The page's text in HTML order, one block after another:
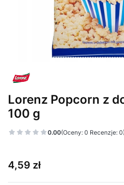
Lorenz Popcorn z
100 g
0.00(Oceny: 0 Recenzje: 0)
Cena
4,59 zł